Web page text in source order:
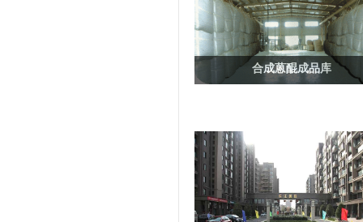
合成蒽醌成品库